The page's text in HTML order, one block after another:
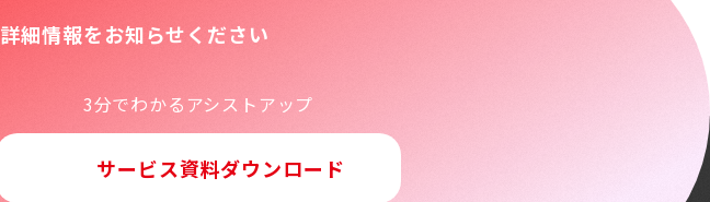
詳細情報をお知らせください
3分でわかるアシストアップ
サービス資料ダウンロード